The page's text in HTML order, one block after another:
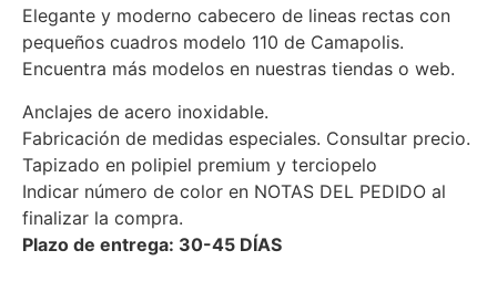
Elegante y moderno cabecero de lineas rectas con
pequeños cuadros modelo 110 de Camapolis.
Encuentra más modelos en nuestras tiendas o web.
Anclajes de acero inoxidable.
Fabricación de medidas especiales. Consultar precio.
Tapizado en polipiel premium y terciopelo
Indicar número de color en NOTAS DEL PEDIDO al
finalizar la compra.
Plazo de entrega: 30-45 DÍAS